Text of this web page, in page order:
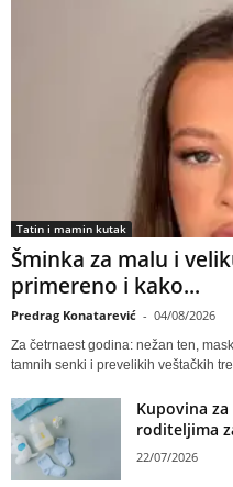
Tatin i mamin kutak
Šminka za malu i
primereno i kako...
Predrag Konatarević - 04/08/2026
Za četrnaest godina: nežan ten,
tamnih senki i prevelikih veštačkih
Kupovina
roditeljima
22/07/2026